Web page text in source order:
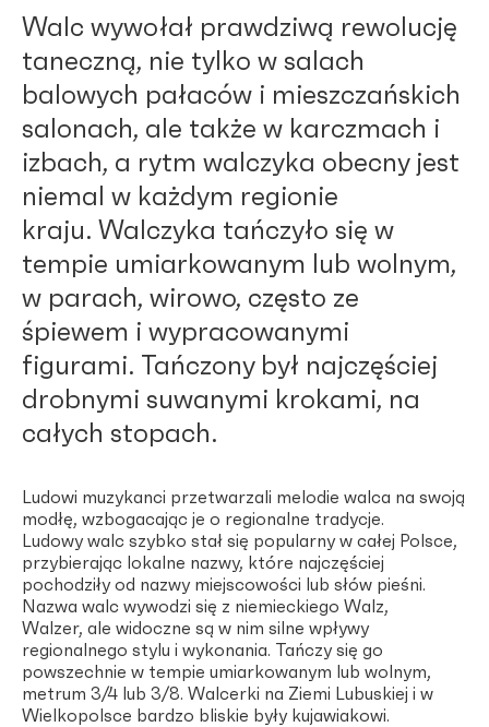
Walc wywołał prawdziwą rewolucję
taneczną, nie tylko w salach
balowych pałaców i mieszczańskich
salonach, ale także w karczmach i
izbach, a rytm walczyka obecny jest
niemal w każdym regionie
kraju. Walczyka tańczyło się w
tempie umiarkowanym lub wolnym,
w parach, wirowo, często ze
śpiewem i wypracowanymi
figurami. Tańczony był najczęściej
drobnymi suwanymi krokami, na
całych stopach.
Ludowi muzykanci przetwarzali melodie walca na swoją
modłę, wzbogacając je o regionalne tradycje.
Ludowywalc szybko stał się popularny w całej Polsce,
przybierając lokalne nazwy, które najczęściej
pochodziły od nazwy miejscowości lub słów pieśni.
Nazwa walc wywodzi się z niemieckiego Walz,
Walzer, ale widoczne są w nim silne wpływy
regionalnego stylu i wykonania. Tańczy się go
powszechnie w tempie umiarkowanym lub wolnym,
metrum 3/4 lub 3/8. Walcerki na Ziemi Lubuskiej i w
Wielkopolsce bardzo bliskie były kujawiakowi.